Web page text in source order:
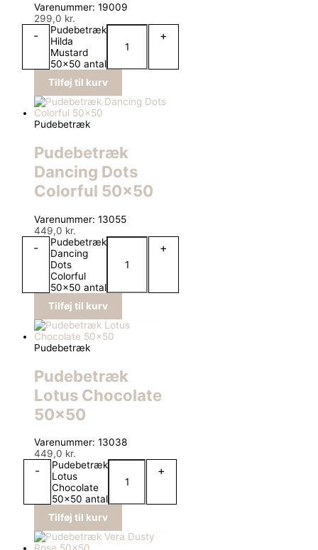
Varenummer: 19009
299,0 kr.
-
Pudebetræk
Hilda
Mustard
50x50 antal
+
Tilføj til kurv
Pudebetræk
Pudebetræk
Dancing Dots
Colorful 50×50
Varenummer: 13055
449,0 kr.
-
Pudebetræk
Dancing
Dots
Colorful
50x50 antal
+
Tilføj til kurv
Pudebetræk
Pudebetræk
Lotus Chocolate
50×50
Varenummer: 13038
449,0 kr.
-
Pudebetræk
Lotus
Chocolate
50x50 antal
+
Tilføj til kurv